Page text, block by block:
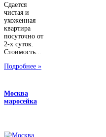
Сдается
чистая и
ухоженная
квартира
посуточно от
2-х суток.
Стоимость...
Подробнее »
Москва
маросейка